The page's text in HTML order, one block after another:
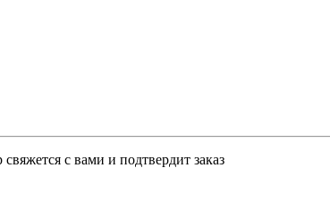
с вами и подтвердит заказ